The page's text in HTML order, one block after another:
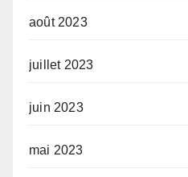
août 2023
juillet 2023
juin 2023
mai 2023